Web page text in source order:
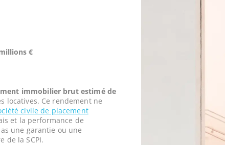
€
immobilier brut estimé de
locatives. Ce rendement ne
civile de placement
et la performance de
une garantie ou une
de la SCPI.